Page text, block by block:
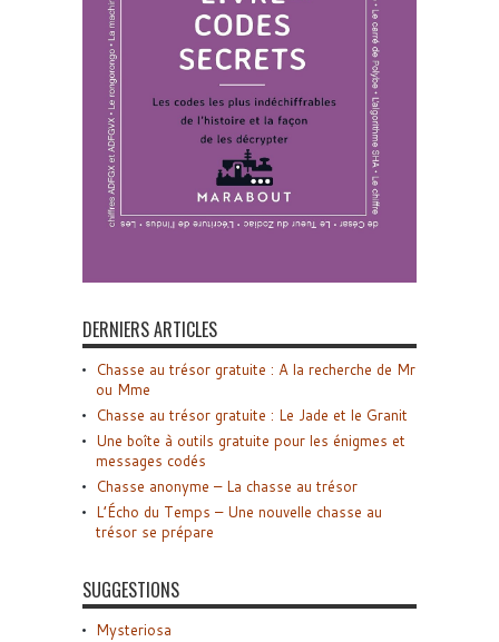
DERNIERS ARTICLES
Chasse au trésor gratuite : A la recherche de Mr
ou Mme
Chasse au trésor gratuite : Le Jade et le Granit
Une boîte à outils gratuite pour les énigmes et
messages codés
Chasse anonyme – La chasse au trésor
L’Écho du Temps – Une nouvelle chasse au
trésor se prépare
SUGGESTIONS
Mysteriosa